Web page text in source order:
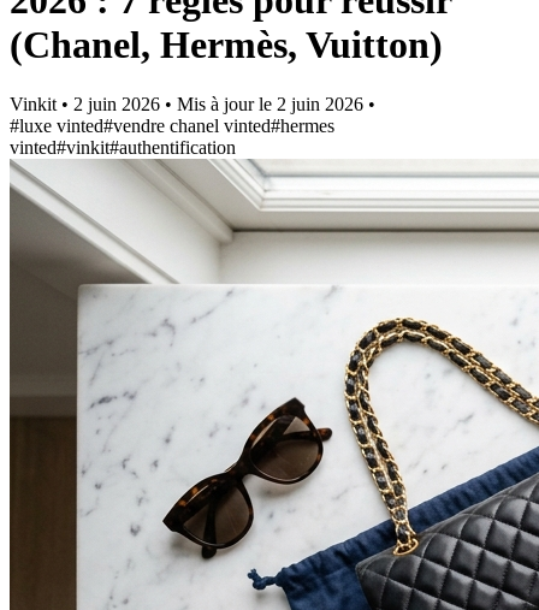
(Chanel, Hermès, Vuitton)
Vinkit • 2 juin 2026 • Mis à jour le 2 juin 2026 •
#luxe vinted#vendre chanel vinted#hermes
vinted#vinkit#authentification